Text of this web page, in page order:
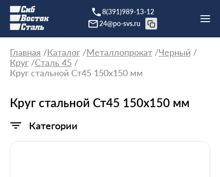
8(391)989-13-12
24@po-svs.ru
Главная Каталог Металлопрокат
Черный
Круг
Сталь 45
Круг стальной Ст45 150х150 мм
Круг стальной Ст45 150х150 мм
Категории